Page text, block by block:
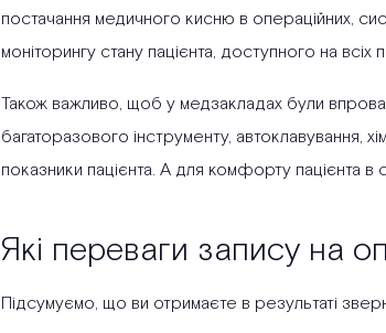
постачання медичного кисню в операційних,
моніторингу стану пацієнта, доступного на
Також важливо, щоб у медзакладах були
багаторазового інструменту, автоклавування,
показники пацієнта. А для комфорту пацієнта
Які переваги запису на
Підсумуємо, що ви отримаєте в результаті